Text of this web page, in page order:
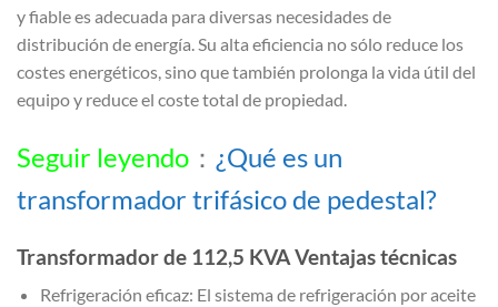
y fiable es adecuada para diversas necesidades de
distribución de energía. Su alta eficiencia no sólo reduce los
costes energéticos, sino que también prolonga la vida útil del
equipo y reduce el coste total de propiedad.
Seguir leyendo ： ¿Qué es un
transformador trifásico de pedestal?
Transformador de 112,5 KVA Ventajas técnicas
Refrigeración eficaz: El sistema de refrigeración por aceite